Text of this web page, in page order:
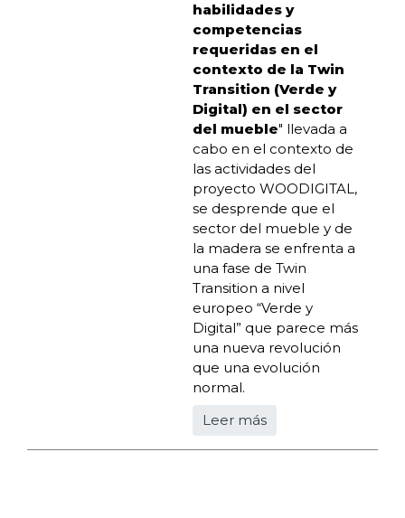
habilidades y
competencias
requeridas en el
contexto de la Twin
Transition (Verde y
Digital) en el sector
del mueble" llevada a
cabo en el contexto de
las actividades del
proyecto WOODIGITAL,
se desprende que el
sector del mueble y de
la madera se enfrenta a
una fase de Twin
Transition a nivel
europeo “Verde y
Digital” que parece más
una nueva revolución
que una evolución
normal.
Leer más